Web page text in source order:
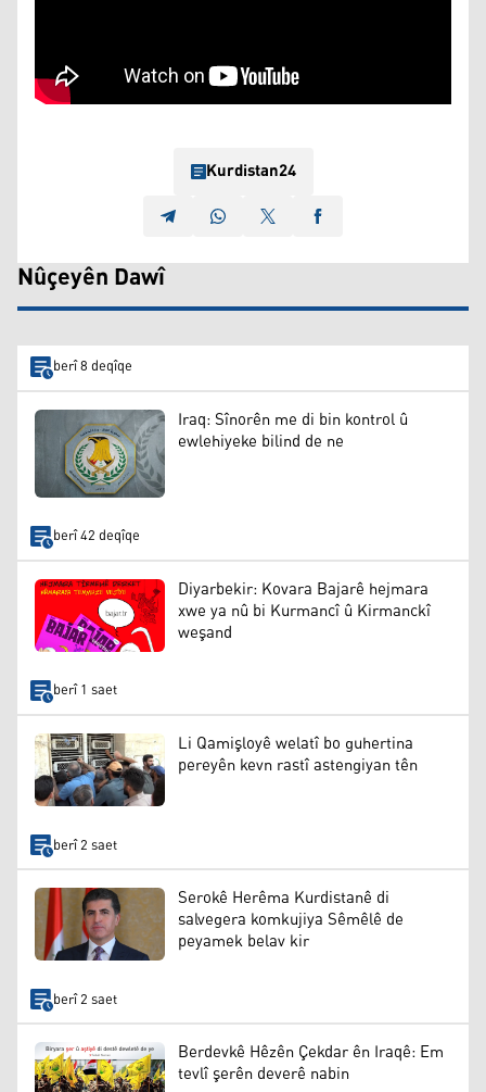
Kurdistan24
Nûçeyên Dawî
berî 8 deqîqe
Iraq: Sînorên me di bin kontrol û
ewlehiyeke bilind de ne
berî 42 deqîqe
Diyarbekir: Kovara Bajarê hejmara
xwe ya nû bi Kurmancî û Kirmanckî
weşand
berî 1 saet
Li Qamişloyê welatî bo guhertina
pereyên kevn rastî astengiyan tên
berî 2 saet
Serokê Herêma Kurdistanê di
salvegera komkujiya Sêmêlê de
peyamek belav kir
berî 2 saet
Berdevkê Hêzên Çekdar ên Iraqê: Em
tevlî şerên deverê nabin